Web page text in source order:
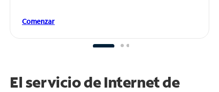
Comenzar
El servicio de Internet de